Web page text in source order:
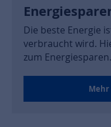
Die beste Energie
verbraucht wird.
zum Energiesparen.